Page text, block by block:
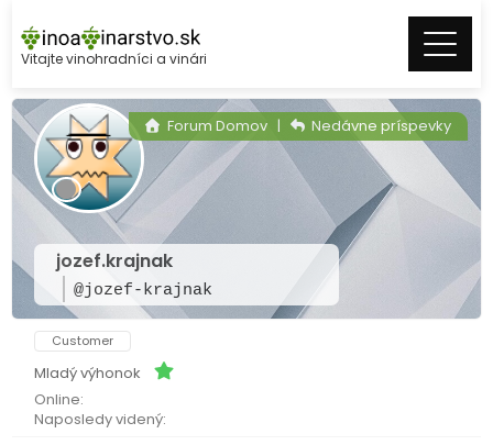
to
content
Vitajte vinohradníci a vinári
jozef.krajnak
@jozef-krajnak
Forum Domov| Nedávne príspevky
Customer
Mladý výhonok
Online:
Naposledy videný: